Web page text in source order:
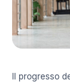
Il progresso